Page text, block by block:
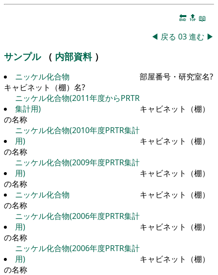
🔚 🔝 📖
◀ 戻る 03進む ▶
サンプル （ 内部資料 ）
ニッケル化合物
部屋番号・研究室名?
キャビネット（棚）名?
ニッケル化合物(2011年度からPRTR
集計用)
キャビネット（棚）
の名称
ニッケル化合物(2010年度PRTR集計
用)
キャビネット（棚）
の名称
ニッケル化合物(2009年度PRTR集計
用)
キャビネット（棚）
の名称
ニッケル化合物
キャビネット（棚）
の名称
ニッケル化合物(2006年度PRTR集計
用)
キャビネット（棚）
の名称
ニッケル化合物(2006年度PRTR集計
用)
キャビネット（棚）
の名称